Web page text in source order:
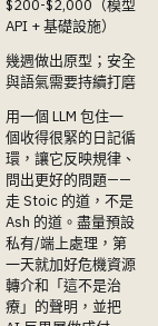
$200-$2,000（模型
API + 基礎設施）
幾週做出原型；安全
與語氣需要持續打磨
用一個 LLM 包住一
個收得很緊的日記循
環，讓它反映規律、
問出更好的問題——
走 Stoic 的道，不是
Ash 的道。盡量預設
私有/端上處理，第
一天就加好危機資源
轉介和「這不是治
療」的聲明，並把